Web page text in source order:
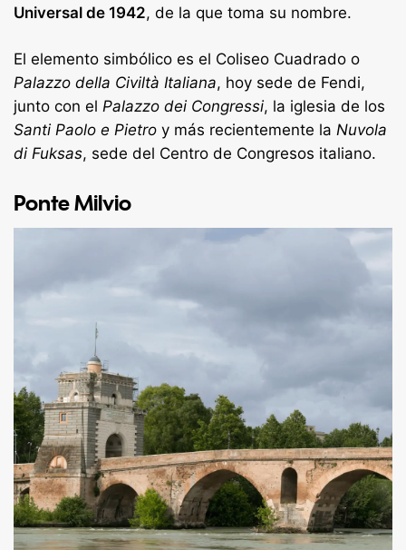
Universal de 1942, de la que toma su nombre.
El elemento simbólico es el Coliseo Cuadrado o
Palazzo della Civiltà Italiana, hoy sede de Fendi,
junto con el Palazzo dei Congressi, la iglesia de los
Santi Paolo e Pietro y más recientemente la Nuvola
di Fuksas, sede del Centro de Congresos italiano.
Ponte Milvio